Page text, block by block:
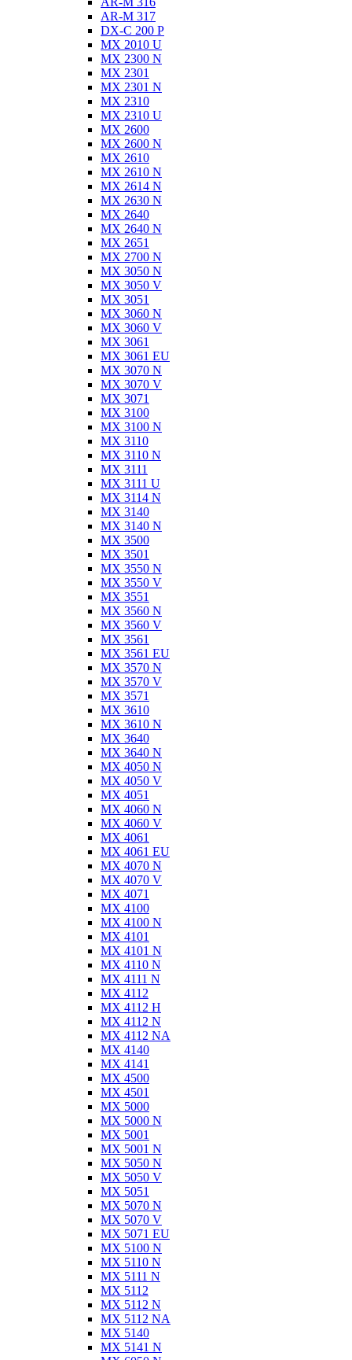
AR-M 317
DX-C 200 P
MX 2010 U
MX 2300 N
MX 2301
MX 2301 N
MX 2310
MX 2310 U
MX 2600
MX 2600 N
MX 2610
MX 2610 N
MX 2614 N
MX 2630 N
MX 2640
MX 2640 N
MX 2651
MX 2700 N
MX 3050 N
MX 3050 V
MX 3051
MX 3060 N
MX 3060 V
MX 3061
MX 3061 EU
MX 3070 N
MX 3070 V
MX 3071
MX 3100
MX 3100 N
MX 3110
MX 3110 N
MX 3111
MX 3111 U
MX 3114 N
MX 3140
MX 3140 N
MX 3500
MX 3501
MX 3550 N
MX 3550 V
MX 3551
MX 3560 N
MX 3560 V
MX 3561
MX 3561 EU
MX 3570 N
MX 3570 V
MX 3571
MX 3610
MX 3610 N
MX 3640
MX 3640 N
MX 4050 N
MX 4050 V
MX 4051
MX 4060 N
MX 4060 V
MX 4061
MX 4061 EU
MX 4070 N
MX 4070 V
MX 4071
MX 4100
MX 4100 N
MX 4101
MX 4101 N
MX 4110 N
MX 4111 N
MX 4112
MX 4112 H
MX 4112 N
MX 4112 NA
MX 4140
MX 4141
MX 4500
MX 4501
MX 5000
MX 5000 N
MX 5001
MX 5001 N
MX 5050 N
MX 5050 V
MX 5051
MX 5070 N
MX 5070 V
MX 5071 EU
MX 5100 N
MX 5110 N
MX 5111 N
MX 5112
MX 5112 N
MX 5112 NA
MX 5140
MX 5141 N